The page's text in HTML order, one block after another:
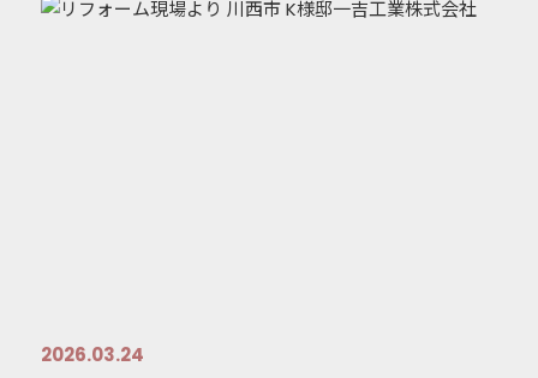
2026.03.24